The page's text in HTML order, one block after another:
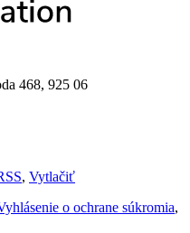
468, 925 06
, Vytlačiť
o ochrane súkromia,